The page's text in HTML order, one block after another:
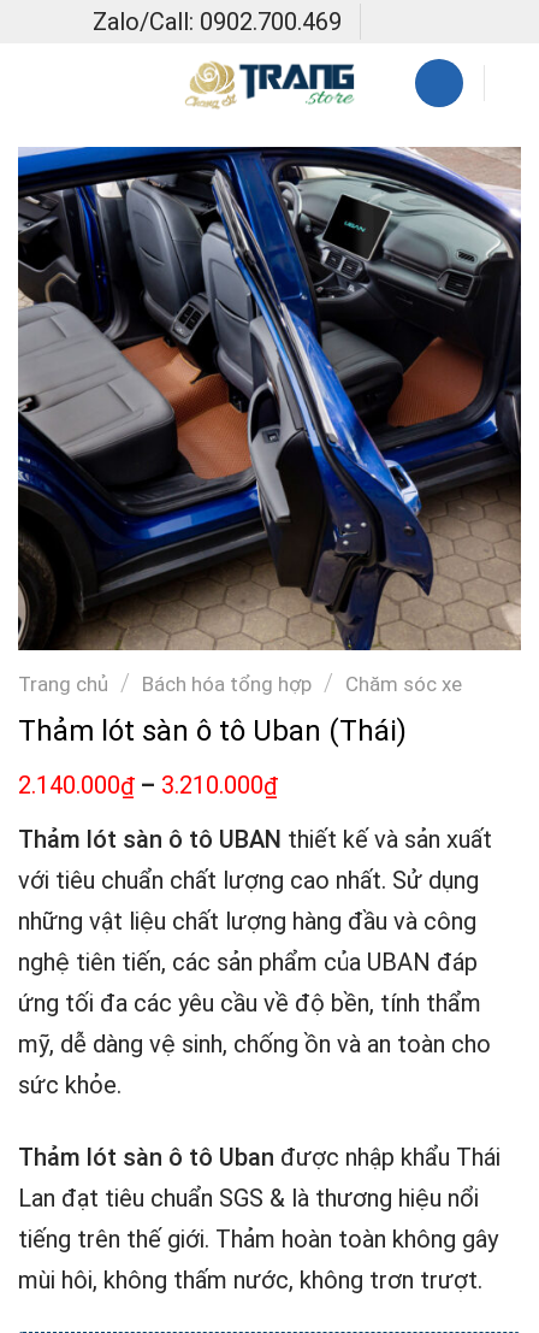
Zalo/Call: 0902.700.469
Trang chủ / Bách hóa tổng hợp / Chăm sóc xe
Thảm lót sàn ô tô Uban (Thái)
2.140.000₫ – 3.210.000₫
Thảm lót sàn ô tô UBAN thiết kế và sản xuất
với tiêu chuẩn chất lượng cao nhất. Sử dụng
những vật liệu chất lượng hàng đầu và công
nghệ tiên tiến, các sản phẩm của UBAN đáp
ứng tối đa các yêu cầu về độ bền, tính thẩm
mỹ, dễ dàng vệ sinh, chống ồn và an toàn cho
sức khỏe.
Thảm lót sàn ô tô Uban được nhập khẩu Thái
Lan đạt tiêu chuẩn SGS & là thương hiệu nổi
tiếng trên thế giới. Thảm hoàn toàn không gây
mùi hôi, không thấm nước, không trơn trượt.